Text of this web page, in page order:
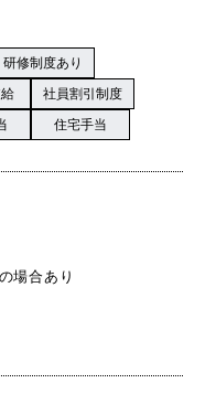
研修制度あり
社員割引制度
住宅手当
場合あり